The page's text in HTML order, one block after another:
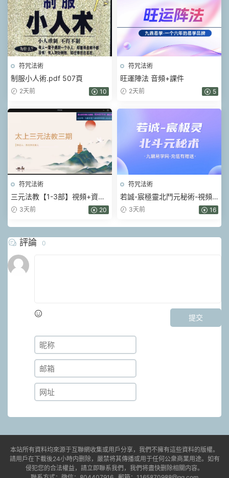
符咒法術
制服小人術.pdf 507頁
2天前 10
符咒法術
旺運陣法 音頻+課件
2天前 5
符咒法術
三元法教【1-3部】視頻+資料
pdf3天前 20
符咒法術
若誠-宸極靈北鬥元秘術-視頻-
文檔pdf
3天前 16
評論 0
提交
本站所有資料均來源于互聯網收集或用戶分享，我們不擁有這些資料的版權。
請用戶在下載後24小時内删除，嚴禁将其傳播或用于任何公衆商業用途。如有
侵犯您的合法權益，請立即聯系我們，我們将盡快删除相關内容。